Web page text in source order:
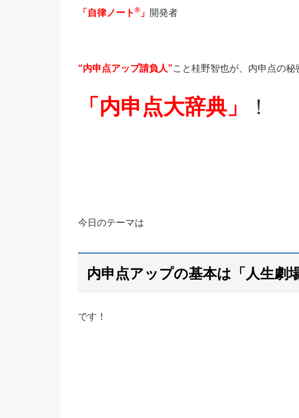
「自律ノート ® 」 開発者
“内申点アップ請負人”こと桂野智也が、内申点の秘
「内申点大辞典」 ！
今日のテーマは
内申点アップの基本は「人生劇場
です！